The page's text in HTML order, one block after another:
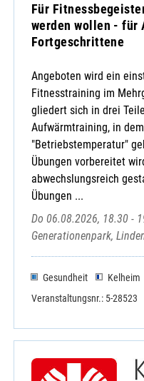
Für
werden wollen - für
Fortgeschrittene
Angeboten wird ein
Fitnesstraining im
gliedert sich in drei
Aufwärmtraining, in
"Betriebstemperatur"
Übungen vorbereitet
abwechslungsreich
Übungen ...
Do 06.08.2026, 18.30 -
Generationenpark,
Gesundheit
Kelheim
Veranstaltungsnr.: 5-28523